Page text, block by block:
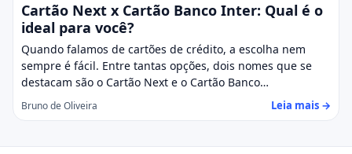
Cartão Next x Cartão Banco Inter: Qual é o
ideal para você?
Quando falamos de cartões de crédito, a escolha nem
sempre é fácil. Entre tantas opções, dois nomes que se
destacam são o Cartão Next e o Cartão Banco…
Bruno de Oliveira Leia mais →